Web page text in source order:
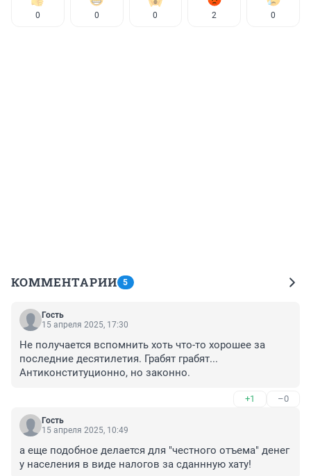
0 0 0 2 0
КОММЕНТАРИИ 5
Гость
15 апреля 2025, 17:30
Не получается вспомнить хоть что-то хорошее за
последние десятилетия. Грабят грабят...
Антиконституционно, но законно.
+1 –0
Гость
15 апреля 2025, 10:49
а еще подобное делается для "честного отъема" денег
у населения в виде налогов за сданнную хату!